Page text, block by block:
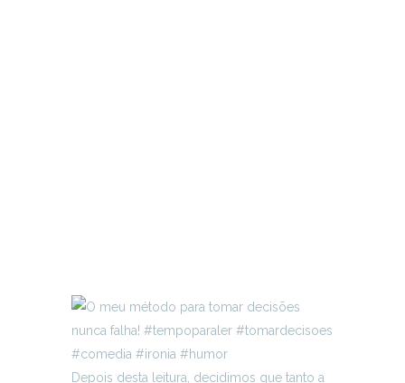
Depois desta leitura, decidimos que tanto a